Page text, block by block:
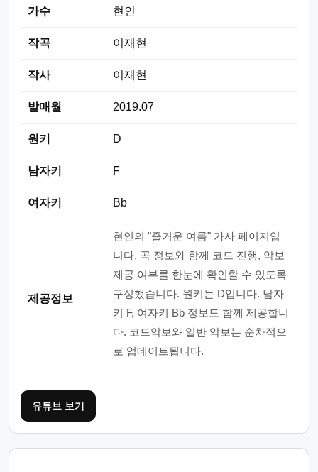
가수 현인
작곡 이재현
작사 이재현
발매월 2019.07
원키 D
남자키 F
여자키 Bb
제공정보
현인의 "즐거운 여름" 가사 페이지입
니다. 곡 정보와 함께 코드 진행, 악보
제공 여부를 한눈에 확인할 수 있도록
구성했습니다. 원키는 D입니다. 남자
키 F, 여자키 Bb 정보도 함께 제공합니
다. 코드악보와 일반 악보는 순차적으
로 업데이트됩니다.
유튜브 보기